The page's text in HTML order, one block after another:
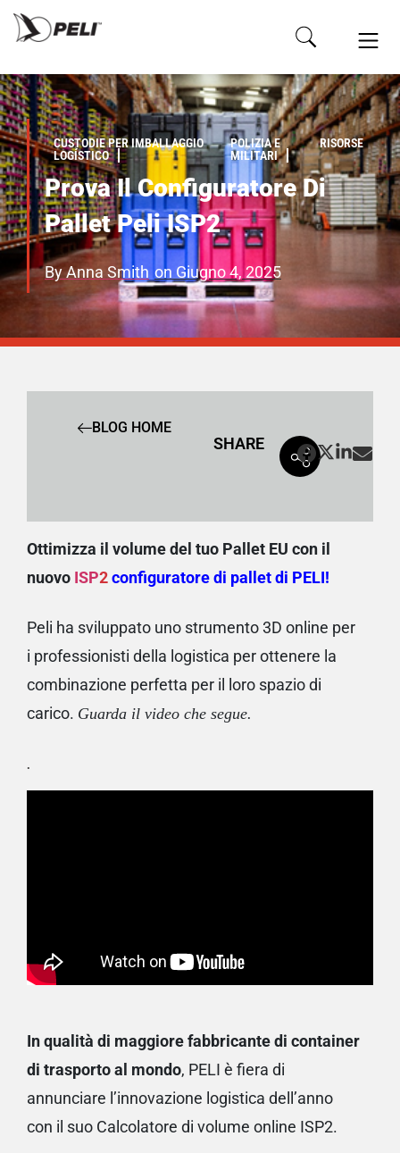
CUSTODIE PER IMBALLAGGIO
LOGÍSTICO
POLIZIA E
MILITARI
RISORSE
Prova Il Configuratore Di
Pallet Peli ISP2
ByAnna Smith on Giugno 4, 2025
BLOG HOME
SHARE
Ottimizza il volume del tuo Pallet EU con il
nuovo ISP2configuratore di pallet di PELI!
Peli ha sviluppato uno strumento 3D online per
i professionisti della logistica per ottenere la
combinazione perfetta per il loro spazio di
carico. Guarda il video che segue.
.
In qualità di maggiore fabbricante di container
di trasporto al mondo, PELI è fiera di
annunciare l’innovazione logistica dell’anno
con il suo Calcolatore di volume online ISP2.